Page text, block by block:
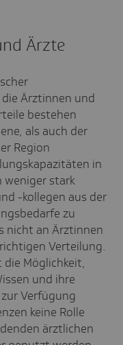
Ärzte
Ärztinnen und
bestehen
als auch der
Region
in
weniger stark
-kollegen aus der
zu
nicht an Ärztinnen
Verteilung.
Möglichkeit,
und ihre
Verfügung
keine Rolle
ärztlichen